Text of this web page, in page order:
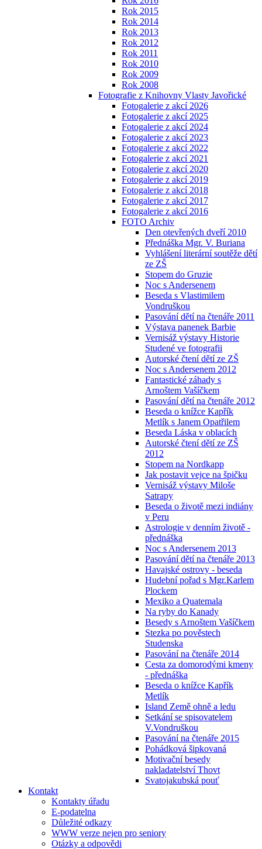
Rok 2015
Rok 2014
Rok 2013
Rok 2012
Rok 2011
Rok 2010
Rok 2009
Rok 2008
Fotografie z Knihovny Vlasty Javořické
Fotogalerie z akcí 2026
Fotogalerie z akcí 2025
Fotogalerie z akcí 2024
Fotogalerie z akcí 2023
Fotogalerie z akcí 2022
Fotogalerie z akcí 2021
Fotogalerie z akcí 2020
Fotogalerie z akcí 2019
Fotogalerie z akcí 2018
Fotogalerie z akcí 2017
Fotogalerie z akcí 2016
FOTO Archiv
Den otevřených dveří 2010
Přednáška Mgr. V. Buriana
Vyhlášení literární soutěže dětí
ze ZŠ
Stopem do Gruzie
Noc s Andersenem
Beseda s Vlastimilem
Vondruškou
Pasování dětí na čtenáře 2011
Výstava panenek Barbie
Vernisáž výstavy Historie
Studené ve fotografii
Autorské čtení dětí ze ZŠ
Noc s Andersenem 2012
Fantastické záhady s
Arnoštem Vašíčkem
Pasování dětí na čtenáře 2012
Beseda o knížce Kapřík
Metlík s Janem Opatřilem
Beseda Láska v oblacích
Autorské čtení dětí ze ZŠ
2012
Stopem na Nordkapp
Jak postavit vejce na špičku
Vernisáž výstavy Miloše
Satrapy
Beseda o životě mezi indiány
v Peru
Astrologie v denním životě -
přednáška
Noc s Andersenem 2013
Pasování dětí na čtenáře 2013
Havajské ostrovy - beseda
Hudební pořad s Mgr.Karlem
Plockem
Mexiko a Quatemala
Na ryby do Kanady
Besedy s Arnoštem Vašíčkem
Stezka po pověstech
Studenska
Pasování na čtenáře 2014
Cesta za domorodými kmeny
- přednáška
Beseda o knížce Kapřík
Metlík
Island Země ohně a ledu
Setkání se spisovatelem
V.Vondruškou
Pasování na čtenáře 2015
Pohádková šipkovaná
Motivační besedy
nakladatelství Thovt
Svatojakubská pouť
Kontakt
Kontakty úřadu
E-podatelna
Důležité odkazy
WWW verze nejen pro seniory
Otázky a odpovědi